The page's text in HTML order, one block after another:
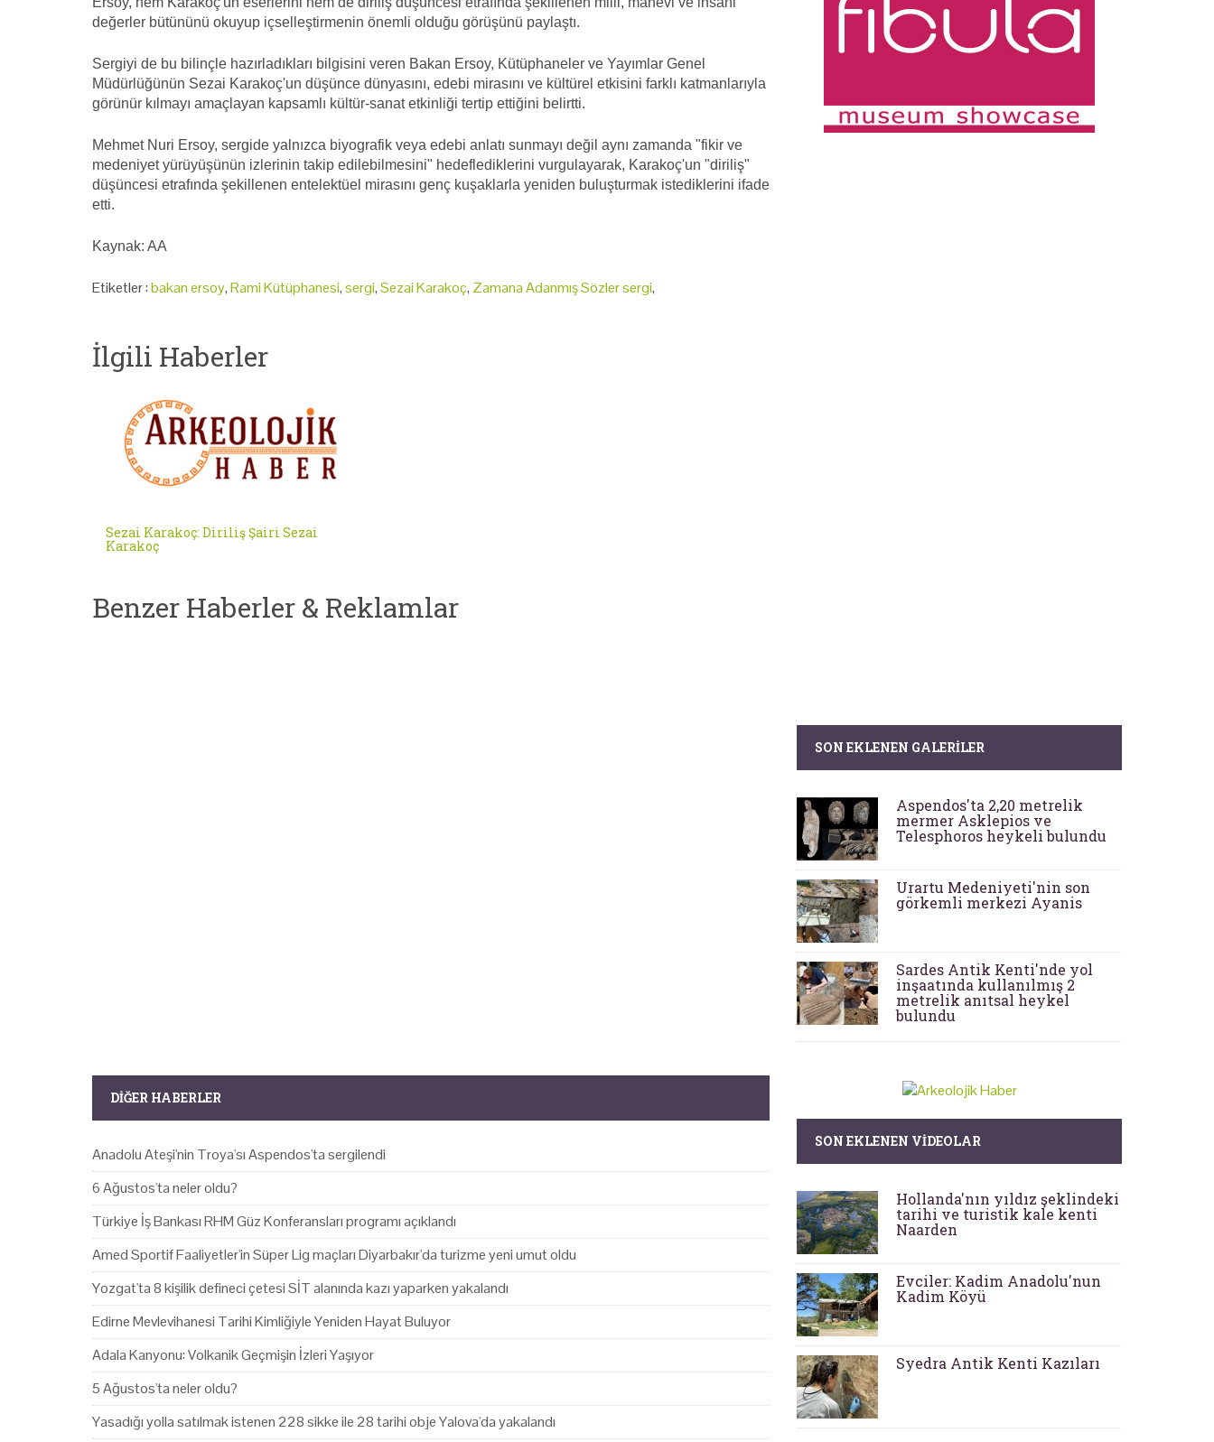
değerler bütününü okuyup içselleştirmenin önemli olduğu görüşünü paylaştı.
Sergiyi de bu bilinçle hazırladıkları bilgisini veren Bakan Ersoy, Kütüphaneler ve Yayımlar Genel
Müdürlüğünün Sezai Karakoç'un düşünce dünyasını, edebi mirasını ve kültürel etkisini farklı katmanlarıyla
görünür kılmayı amaçlayan kapsamlı kültür-sanat etkinliği tertip ettiğini belirtti.
Mehmet Nuri Ersoy, sergide yalnızca biyografik veya edebi anlatı sunmayı değil aynı zamanda "fikir ve
medeniyet yürüyüşünün izlerinin takip edilebilmesini" hedeflediklerini vurgulayarak, Karakoç'un "diriliş"
düşüncesi etrafında şekillenen entelektüel mirasını genç kuşaklarla yeniden buluşturmak istediklerini ifade
etti.
Kaynak: AA
Etiketler :bakan ersoy,Rami Kütüphanesi,sergi,Sezai Karakoç, Zamana Adanmış Sözler sergi,
İlgili Haberler
Sezai Karakoç: Diriliş Şairi Sezai
Karakoç
Benzer Haberler & Reklamlar
DIĞER HABERLER
Anadolu Ateşi'nin Troya'sı Aspendos'ta sergilendi
6 Ağustos'ta neler oldu?
Türkiye İş Bankası RHM Güz Konferansları programı açıklandı
Amed Sportif Faaliyetler'in Süper Lig maçları Diyarbakır'da turizme yeni umut oldu
Yozgat'ta 8 kişilik defineci çetesi SİT alanında kazı yaparken yakalandı
Edirne Mevlevihanesi Tarihi Kimliğiyle Yeniden Hayat Buluyor
Adala Kanyonu: Volkanik Geçmişin İzleri Yaşıyor
5 Ağustos'ta neler oldu?
Yasadığı yolla satılmak istenen 228 sikke ile 28 tarihi obje Yalova'da yakalandı
SON EKLENEN GALERILER
Aspendos'ta 2,20 metrelik
mermer Asklepios ve
Telesphoros heykeli bulundu
Urartu Medeniyeti'nin son
görkemli merkezi Ayanis
Sardes Antik Kenti'nde yol
inşaatında kullanılmış 2
metrelik anıtsal heykel
bulundu
SON EKLENEN VIDEOLAR
Hollanda'nın yıldız şeklindeki
tarihi ve turistik kale kenti
Naarden
Evciler: Kadim Anadolu'nun
Kadim Köyü
Syedra Antik Kenti Kazıları